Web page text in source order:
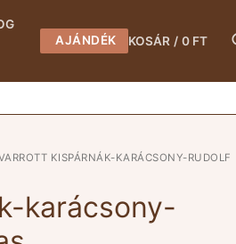
AJÁNDÉK
KOSÁR / 0 FT
KISPÁRNÁK-KARÁCSONY-RUDOLF
karácsony-